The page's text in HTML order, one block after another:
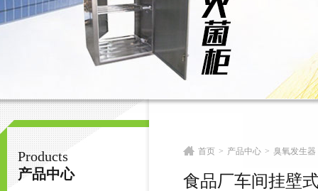
南京皇明臭氧机电设备厂
Products
产品中心
首页 > 产品中心 > 臭氧发生器
食品厂车间挂壁